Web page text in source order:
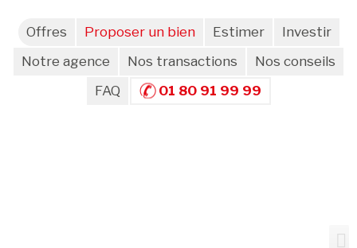
Offres Proposer un bien Estimer
Investir
Notre agence
Nos transactions
Nos conseils
FAQ
01 80 91 99 99